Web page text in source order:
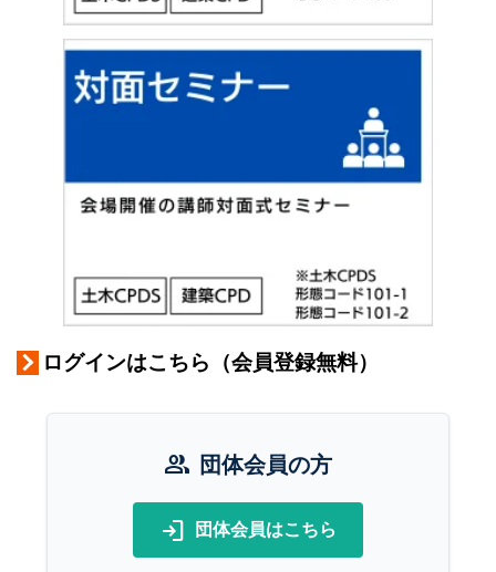
ログインはこちら（会員登録無料）
group 団体会員の方
login 団体会員はこちら